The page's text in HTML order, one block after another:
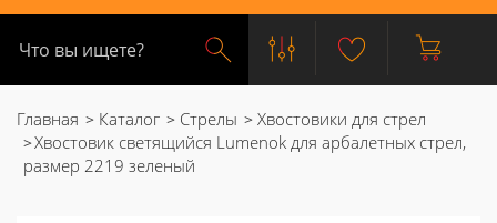
Главная Каталог Стрелы
Хвостовики для стрел
Хвостовик светящийся Lumenok для арбалетных стрел,
размер 2219 зеленый